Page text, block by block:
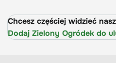
Chcesz częściej widzieć
Dodaj Zielony Ogródek do